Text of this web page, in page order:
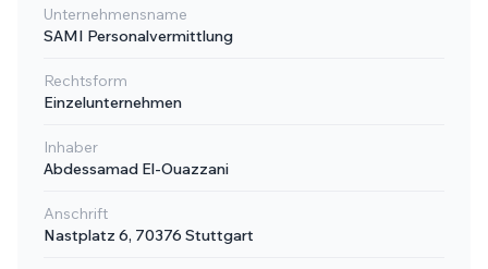
Unternehmensname
SAMI Personalvermittlung
Rechtsform
Einzelunternehmen
Inhaber
Abdessamad El-Ouazzani
Anschrift
Nastplatz 6, 70376 Stuttgart